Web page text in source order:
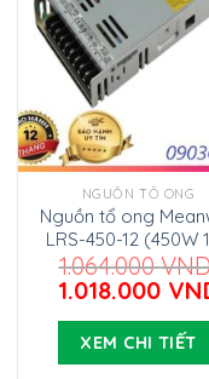
NGUỒN TỔ ONG
Nguồn tổ ong
LRS-450-12 (450W
37.5A)
1.064.000
Giá
gốc
1.064.000
1.018.000
XEM CHI TIẾT